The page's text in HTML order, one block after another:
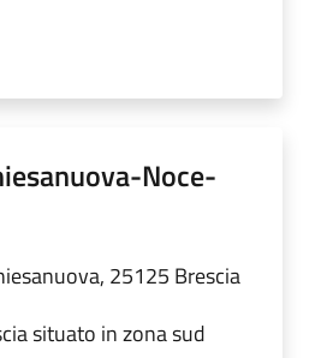
Noce-
25125 Brescia
situato in zona sud